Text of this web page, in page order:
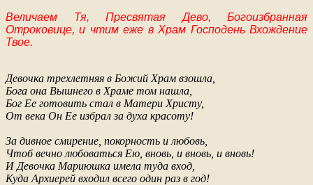
Величаем Тя, Пресвятая Дево, Богоизбранная
Отроковице, и чтим еже в Храм Господень Вхождение
Твое.
Девочка трехлетняя в Божий Храм взошла,
Бога она Вышнего в Храме том нашла,
Бог Ее готовить стал в Матери Христу,
От века Он Ее избрал за духа красоту!
За дивное смирение, покорность и любовь,
Чтоб вечно любоваться Ею, вновь, и вновь, и вновь!
И Девочка Мариюшка имела туда вход,
Куда Архиерей входил всего один раз в год!